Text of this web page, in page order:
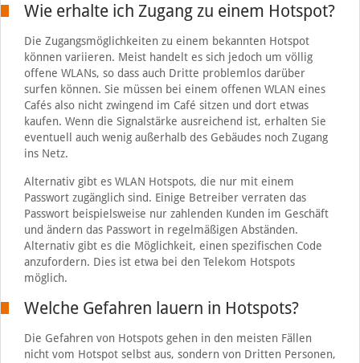
Wie erhalte ich Zugang zu einem Hotspot?
Die Zugangsmöglichkeiten zu einem bekannten Hotspot
können variieren. Meist handelt es sich jedoch um völlig
offene WLANs, so dass auch Dritte problemlos darüber
surfen können. Sie müssen bei einem offenen WLAN eines
Cafés also nicht zwingend im Café sitzen und dort etwas
kaufen. Wenn die Signalstärke ausreichend ist, erhalten Sie
eventuell auch wenig außerhalb des Gebäudes noch Zugang
ins Netz.
Alternativ gibt es WLAN Hotspots, die nur mit einem
Passwort zugänglich sind. Einige Betreiber verraten das
Passwort beispielsweise nur zahlenden Kunden im Geschäft
und ändern das Passwort in regelmäßigen Abständen.
Alternativ gibt es die Möglichkeit, einen spezifischen Code
anzufordern. Dies ist etwa bei den Telekom Hotspots
möglich.
Welche Gefahren lauern in Hotspots?
Die Gefahren von Hotspots gehen in den meisten Fällen
nicht vom Hotspot selbst aus, sondern von Dritten Personen,